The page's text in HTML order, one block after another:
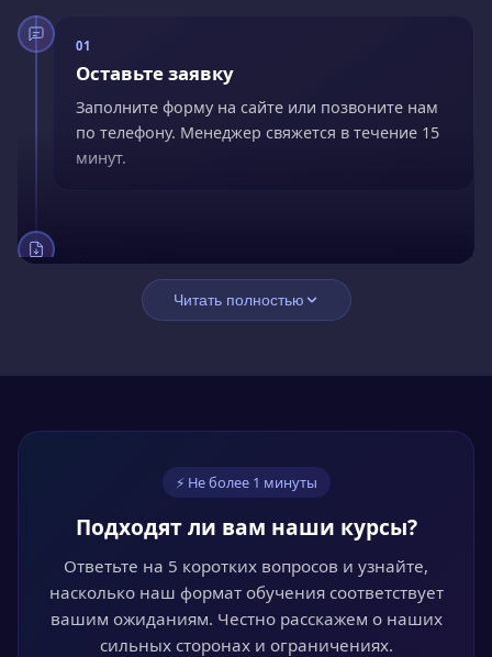
01
Оставьте заявку
Заполните форму на сайте или позвоните нам
по телефону. Менеджер свяжется в течение 15
минут.
02
Заключите договор
Подпишите договор онлайн. Оплатите сразу со
переплат.
Обучайтесь онлайн
Проходите курс в личном кабинете в удобное
время. Лекции, видео и тесты доступны 24/7.
Читать полностью
⚡ Не более 1 минуты
Подходят ли вам наши курсы?
Ответьте на 5 коротких вопросов и узнайте,
насколько наш формат обучения соответствует
вашим ожиданиям. Честно расскажем о наших
сильных сторонах и ограничениях.